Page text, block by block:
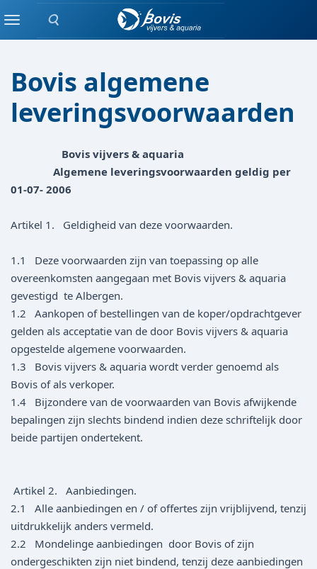
Zoeken
Menu
Bovis algemene
leveringsvoorwaarden
Bovis vijvers & aquaria
Algemene leveringsvoorwaarden geldig per
01-07- 2006
Artikel 1. Geldigheid van deze voorwaarden.
1.1 Deze voorwaarden zijn van toepassing op alle
overeenkomsten aangegaan met Bovis vijvers & aquaria
gevestigd te Albergen.
1.2 Aankopen of bestellingen van de koper/opdrachtgever
gelden als acceptatie van de door Bovis vijvers & aquaria
opgestelde algemene voorwaarden.
1.3 Bovis vijvers & aquaria wordt verder genoemd als
Bovis of als verkoper.
1.4 Bijzondere van de voorwaarden van Bovis afwijkende
bepalingen zijn slechts bindend indien deze schriftelijk door
beide partijen ondertekent.
Artikel 2. Aanbiedingen.
2.1 Alle aanbiedingen en / of offertes zijn vrijblijvend, tenzij
uitdrukkelijk anders vermeld.
2.2 Mondelinge aanbiedingen door Bovis of zijn
ondergeschikten zijn niet bindend, tenzij deze aanbiedingen